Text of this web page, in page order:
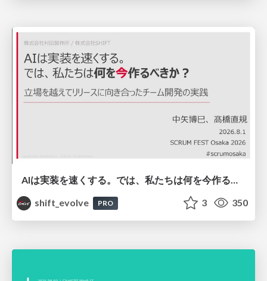
AIは実装を速くする。では、私たちは何を今作るべきか？－立場を越えてリリースに向き合ったチーム開発の実践 / 20260801 Hiromi Nakaya and Naoki Takahashi
shift_evolve
PRO 3 350